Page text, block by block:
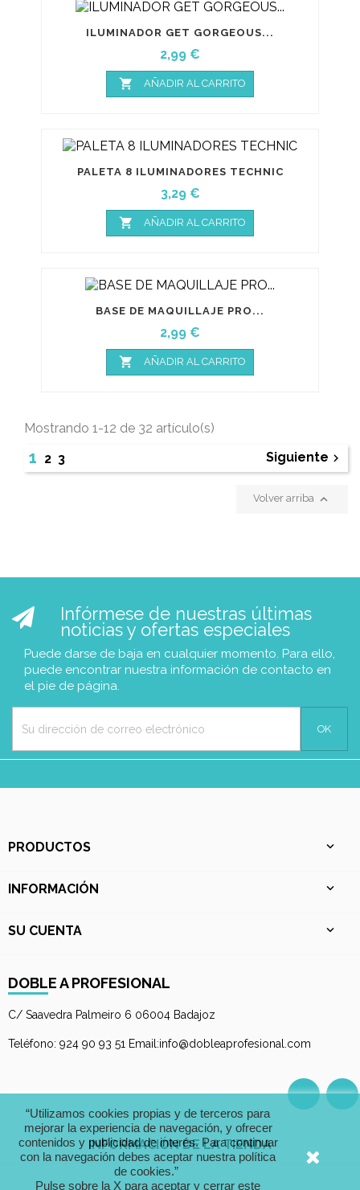
ILUMINADOR GET GORGEOUS...
Precio
2,99 €
 AÑADIR AL CARRITO
PALETA 8 ILUMINADORES TECHNIC
Precio
3,29 €
 AÑADIR AL CARRITO
BASE DE MAQUILLAJE PRO...
Precio
2,99 €
 AÑADIR AL CARRITO
Mostrando 1-12 de 32 artículo(s)
1 2 3 Siguiente 
Volver arriba 
Infórmese de nuestras últimas
noticias y ofertas especiales
Puede darse de baja en cualquier momento. Para ello,
puede encontrar nuestra información de contacto en
el pie de página.
PRODUCTOS 
INFORMACIÓN 
SU CUENTA 
DOBLE A PROFESIONAL
C/ Saavedra Palmeiro 6 06004 Badajoz
Teléfono: 924 90 93 51 Email:info@dobleaprofesional.com
INFORMACIÓN DE LA TIENDA
“Utilizamos cookies propias y de terceros para
mejorar la experiencia de navegación, y ofrecer
contenidos y publicidad de interés. Para continuar
con la navegación debes aceptar nuestra política
de cookies.”
Pulse sobre la X para aceptar y cerrar este